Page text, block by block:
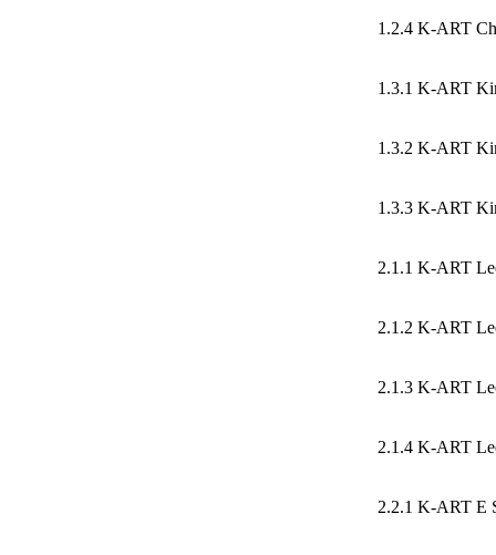
1.2.4 K-ART
1.3.1 K-ART
1.3.2 K-ART
1.3.3 K-ART
2.1.1 K-ART
2.1.2 K-ART
2.1.3 K-ART
2.1.4 K-ART
2.2.1 K-ART E